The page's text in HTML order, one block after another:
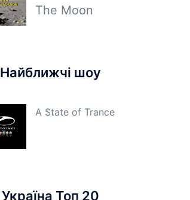
The Moon
Найближчі шоу
A State of Trance
Україна Топ 20